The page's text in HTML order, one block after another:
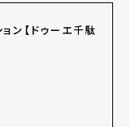
ン【ドゥーエ千駄